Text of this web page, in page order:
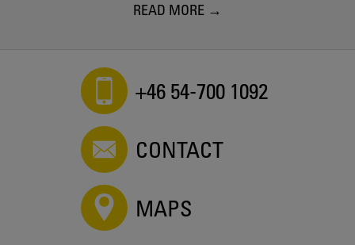
READ MORE
+46 54-700 1092
CONTACT
MAPS